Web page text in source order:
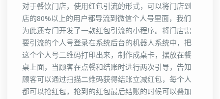
对于餐饮门店，使用红包引流的形式，可以将门店到
店的80%以上的用户都导流到微信个人号里面，我们
为此还专门开发了一款红包引流的小程序。将门店需
要引流的个人号登录在系统后台的机器人系统中，把
这个个人号二维码打印出来，制作成桌卡，摆放在餐
桌上面，当顾客在点餐和结账时进行两次引导，告知
顾客可以通过扫描二维码获得结账立减红包，每个人
都可以抢红包，抢到的红包最后结账的时候可以叠加